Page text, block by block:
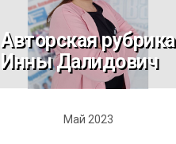
Авторская рубрика
Инны Далидович
Май 2023